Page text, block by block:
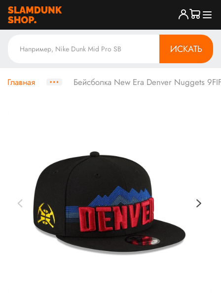
ИСКАТЬ
Главная Бейсболка New Era Denver Nuggets